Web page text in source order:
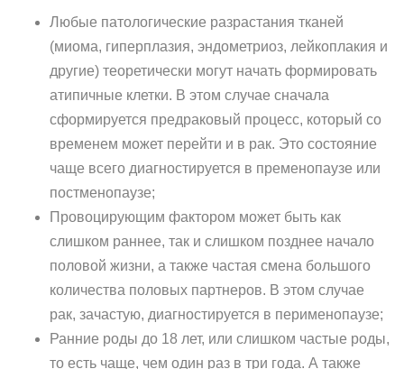
Любые патологические разрастания тканей
(миома, гиперплазия, эндометриоз, лейкоплакия и
другие) теоретически могут начать формировать
атипичные клетки. В этом случае сначала
сформируется предраковый процесс, который со
временем может перейти и в рак. Это состояние
чаще всего диагностируется в пременопаузе или
постменопаузе;
Провоцирующим фактором может быть как
слишком раннее, так и слишком позднее начало
половой жизни, а также частая смена большого
количества половых партнеров. В этом случае
рак, зачастую, диагностируется в перименопаузе;
Ранние роды до 18 лет, или слишком частые роды,
то есть чаще, чем один раз в три года. А также